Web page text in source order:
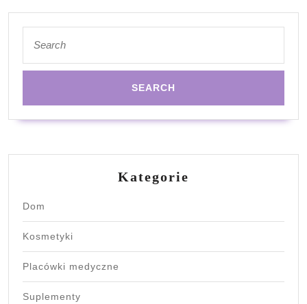
for:
Kategorie
Dom
Kosmetyki
Placówki medyczne
Suplementy